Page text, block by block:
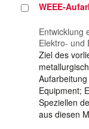
ProjektWEEE-
Entwicklung
Elektro- und
Ziel des
Equipment;
Speziellen
aus diesen